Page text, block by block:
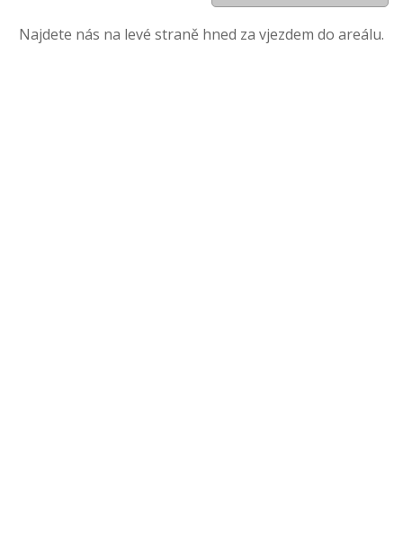
Najdete nás na levé straně hned za vjezdem do areálu.